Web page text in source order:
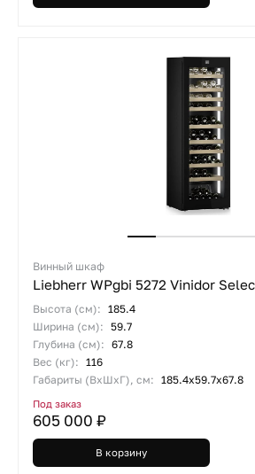
Винный шкаф
Liebherr WPgbi 5272 Vinidor
Высота (см): 185.4
Ширина (см): 59.7
Глубина (см): 67.8
Вес (кг): 116
Габариты (ВхШхГ), см: 185.4х59.7х67.8
Под заказ
605 000 ₽
В корзину